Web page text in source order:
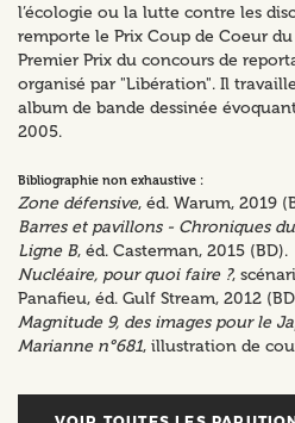
l’écologie ou la lutte contre les
remporte le Prix Coup de Coeur
Premier Prix du concours de
organisé par "Libération". Il
album de bande dessinée
2005.
Bibliographie non exhaustive :
Zone défensive, éd. Warum, 2019
Barres et pavillons - Chroniques
Ligne B, éd. Casterman, 2015 (BD).
Nucléaire, pour quoi faire ?,
Panafieu, éd. Gulf Stream, 2012
Magnitude 9, des images pour le
Marianne n°681, illustration de